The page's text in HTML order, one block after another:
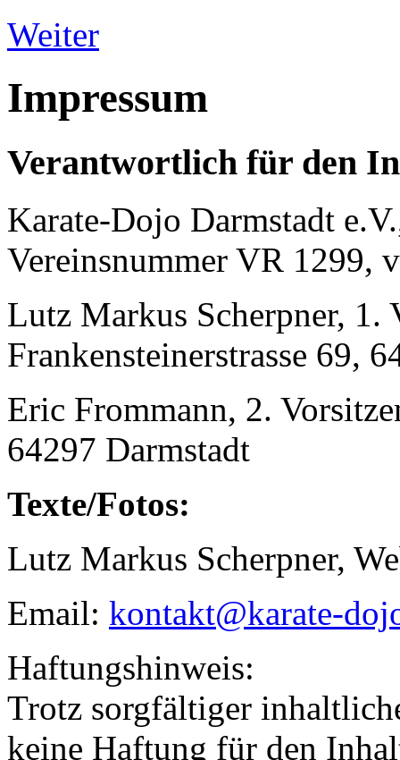
Weiter
Impressum
Verantwortlich für den
Karate-Dojo Darmstadt
Vereinsnummer VR 1299,
Lutz Markus Scherpner, 1.
Frankensteinerstrasse 69,
Eric Frommann, 2.
64297 Darmstadt
Texte/Fotos:
Lutz Markus Scherpner,
Email: kontakt@karate-
Haftungshinweis:
Trotz sorgfältiger
keine Haftung für den